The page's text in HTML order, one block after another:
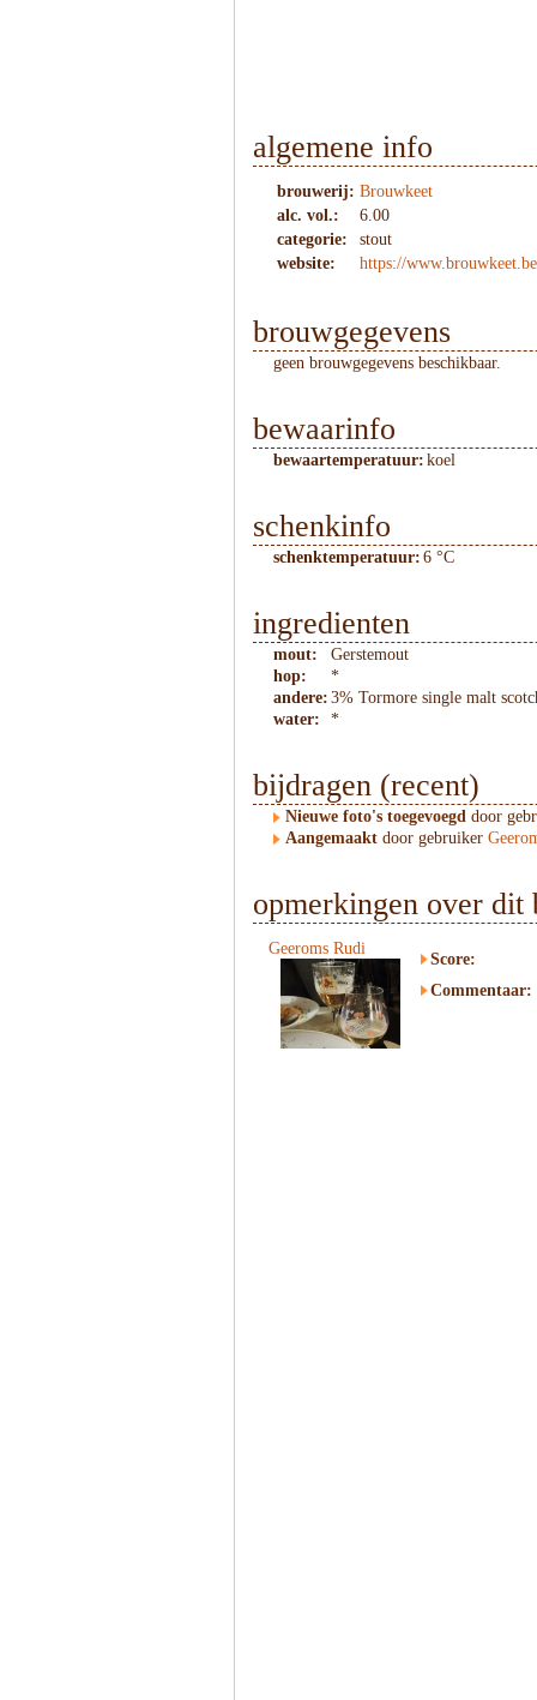
algemene info
brouwerij: Brouwkeet
alc. vol.:
6.00
categorie:
stout
website:
https://
brouwgegevens
geen brouwgegevens beschikbaar.
bewaarinfo
bewaartemperatuur: koel
schenkinfo
schenktemperatuur: 6 °C
ingredienten
mout:
Gerstemout
hop:
*
andere: 3% Tormore single malt
water:
*
bijdragen (recent)
Nieuwe foto's toegevoegd door
Aangemaakt door gebruiker
opmerkingen over dit
Geeroms Rudi
Score:
Commentaar: